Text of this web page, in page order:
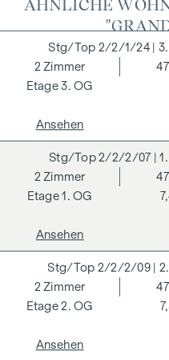
Energieeffizienz und
werden unabhängig nach
Gesellschaft für
eine EU-Taxonomie-
Mittelpunkt des GRAND
von nachhaltigem
zukünftigen
machen eine
transparent. Der Käufer
für Nachhaltiges Bauen)
profitiert von
ökologische, ökonomische
erstrecken. Auf der
Kernvorteile.
Der guten Ordnung halber
ÄHNLICHE
2/2/1/24 |
3. OG
2Zimmer
Ansehen
2/2/2/07 |
1. OG
2Zimmer
Ansehen
2/2/2/09 |
2. OG
2Zimmer
Ansehen